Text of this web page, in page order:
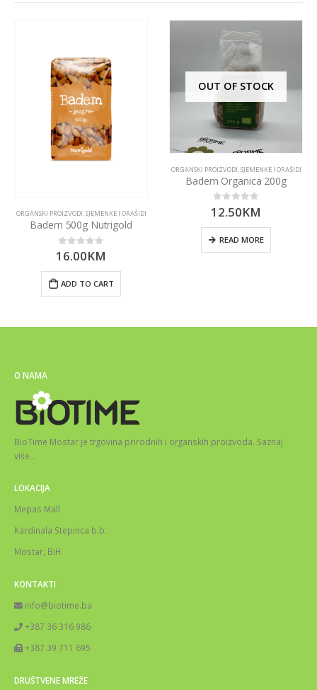
ORGANSKI PROIZVODI,SJEMENKE I ORAŠIDI
Badem 500g Nutrigold
0 out of 5
16.00KM
ADD TO CART
OUT OF STOCK
ORGANSKI PROIZVODI,SJEMENKE I ORAŠIDI
Badem Organica 200g
0 out of 5
12.50KM
READ MORE
O NAMA
BioTime Mostar je trgovina prirodnih i organskih proizvoda. Saznaj
više…
LOKACIJA
Mepas Mall
Kardinala Stepinca b.b.
Mostar, BiH
KONTAKTI
info@biotime.ba
+387 36 316 986
+387 39 711 695
DRUŠTVENE MREŽE